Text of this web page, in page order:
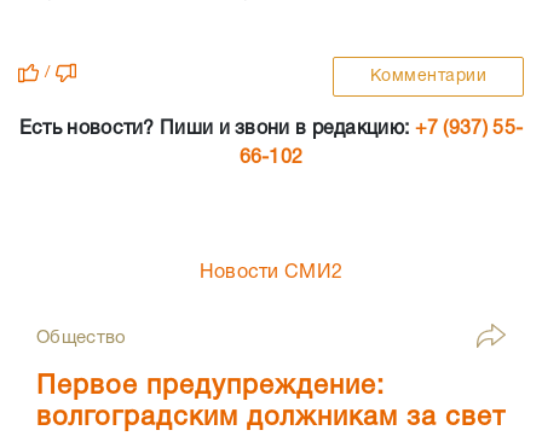
/ Комментарии
Есть новости? Пиши и звони в редакцию: +7 (937) 55-
66-102
Новости СМИ2
Общество
Первое предупреждение:
волгоградским должникам за свет